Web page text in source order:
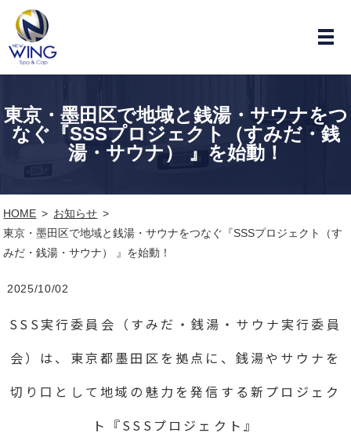
東京・墨田区で地域と銭湯・サウナをつ
なぐ『SSSプロジェクト（すみだ・銭
湯・サウナ） 』を始動！
HOME
お知らせ
東京・墨田区で地域と銭湯・サウナをつなぐ『SSSプロジェクト（す
みだ・銭湯・サウナ） 』を始動！
2025/10/02
SSS実行委員会（すみだ・銭湯・サウナ実行委員
会）は、東京都墨田区を拠点に、銭湯やサウナを
切り口として地域の魅力を発信する新プロジェク
ト『SSSプロジェクト』